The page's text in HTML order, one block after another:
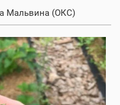
Мальвина (ОКС)